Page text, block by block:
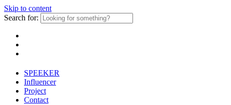
Skip to content
Search for:
SPEEKER
Influencer
Project
Contact